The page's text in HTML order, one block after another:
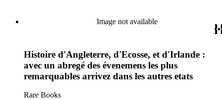
Image not available
Histoire d'Angleterre, d'Ecosse, et d'Irlande :
avec un abregé des évenemens les plus
remarquables arrivez dans les autres etats
Rare Books